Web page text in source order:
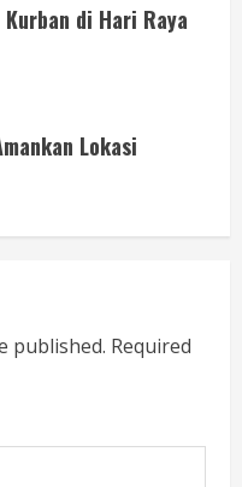
di Hari Raya
Lokasi
published. Required